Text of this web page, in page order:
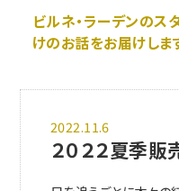
ビルネ・ラーデンのス
けのお話をお届けしま
2022.11.6
２０２２夏季